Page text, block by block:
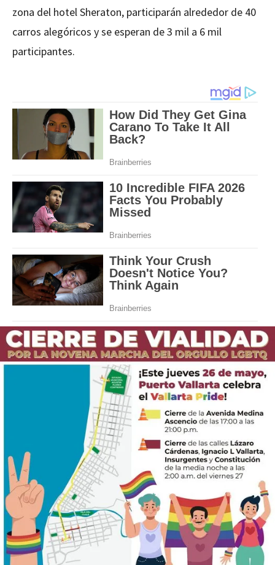
zona del hotel Sheraton, participarán alrededor de 40
carros alegóricos y se esperan de 3 mil a 6 mil
participantes.